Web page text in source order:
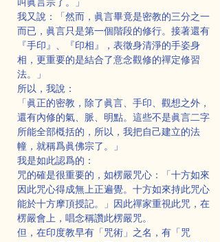
我又說：「然而，眞言畢竟是密教的三分之一
而已，眞言只是第一個階段的修行。接著還有
『手印』、『印相』，表徵身清淨的手姿身
相，更重要的是結合了意念觀修的禪定修習
法。」
所以，我說：
「眞正的密教，除了眞言、手印、觀想之外，
還有內修的氣、脈、明點。這些不是眞言二字
所能全部槪括的，所以，我把自己建立的法
幢，就稱爲眞佛宗了。」
我是如此認爲的：
咒的確是很重要的，如楞嚴咒心：「十方如來
因此咒心得成無上正遍覺。十方如來持此咒心
能於十方摩頂授記。」因此禪家重視此咒，在
楞嚴會上，唱念稱讚此楞嚴咒。
但，在印度教早有「咒術」之名，有「咒